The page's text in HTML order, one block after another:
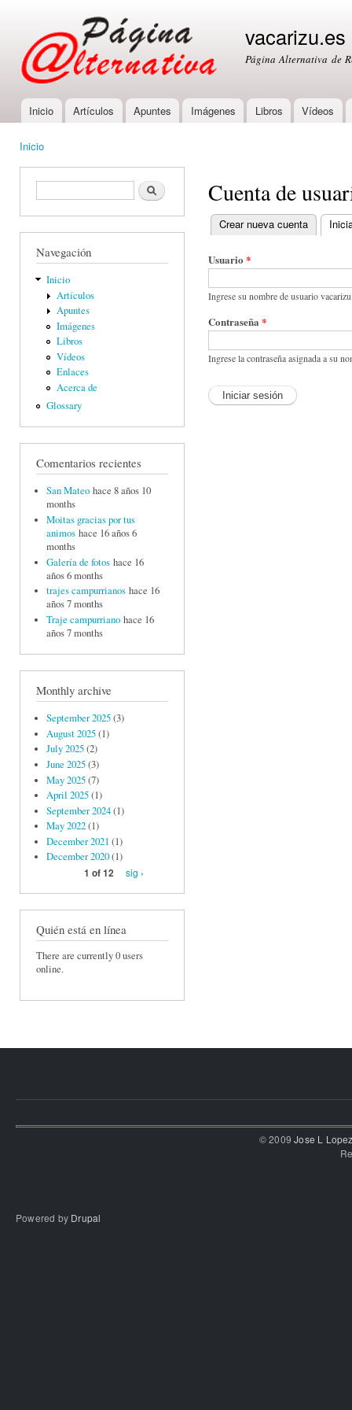
vacarizu.es
Página Alternativa de
Main menu
Inicio Artículos Apuntes Imágenes Libros Vídeos
Inicio
Formulario de búsquedaBuscar
Navegación
Inicio
Artículos
Apuntes
Imágenes
Libros
Vídeos
Enlaces
Acerca de
Glossary
Comentarios recientes
San Mateo hace 8 años 10
months
Moitas gracias por tus
animos hace 16 años 6
months
Galería de fotos hace 16
años 6 months
trajes campurrianos hace 16
años 7 months
Traje campurriano hace 16
años 7 months
Monthly archive
September 2025(3)
August 2025(1)
July 2025(2)
June 2025(3)
May 2025(7)
April 2025(1)
September 2024(1)
May 2022(1)
December 2021 (1)
December 2020(1)
1 of 12
sig ›
Quién está en línea
There are currently 0 users
online.
Cuenta de
Primary tabs
Crear nueva cuenta
Usuario *
Ingrese su nombre de usuario
Contraseña *
Ingrese la contraseña asignada a su
© 2009Jose L
Powered by Drupal